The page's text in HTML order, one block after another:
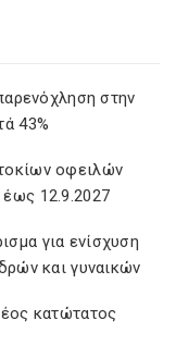
στην
43%
οφειλών
έως 12.9.2027
για ενίσχυση
και γυναικών
κατώτατος